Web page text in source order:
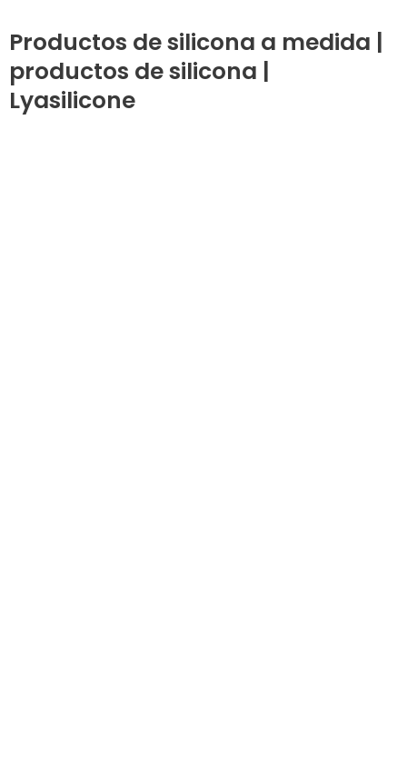
Productos de silicona a medida |
productos de silicona |
Lyasilicone